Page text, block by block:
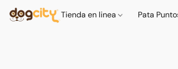
Tienda en linea Pata